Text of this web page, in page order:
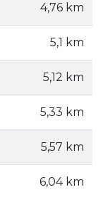
4,76 km
5,1 km
5,12 km
5,33 km
5,57 km
6,04 km